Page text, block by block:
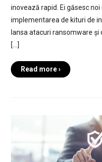
inovează rapid. Ei găsesc
implementarea de kituri de
lansa atacuri ransomware
[…]
Read more ›